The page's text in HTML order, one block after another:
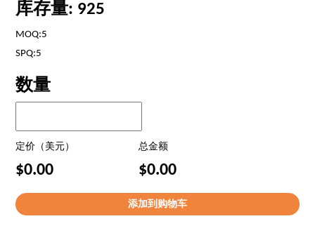
库存量: 925
MOQ:5
SPQ:5
数量
定价（美元） 总金额
$0.00 $0.00